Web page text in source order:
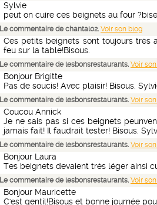
Sylvie
peut on cuire ces beignets au four
Le commentaire de chantal02. Voir son blog
Ces petits beignets sont toujours très
feu sur la table!Bisous.
Le commentaire de lesbonsrestaurants. Voir
Bonjour Brigitte
Pas de soucis! Avec plaisir! Bisous.
Le commentaire de lesbonsrestaurants. Voir
Coucou Annick
Je ne sais pas si ces beignets
jamais fait! Il faudrait tester! Bisous.
Le commentaire de lesbonsrestaurants. Voir
Bonjour Laura
Tes beignets devaient très léger ainsi
Le commentaire de lesbonsrestaurants. Voir
Bonjour Mauricette
C'est gentil!Bisous et bonne journée